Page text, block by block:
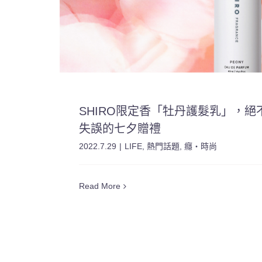
SHIRO限定香「牡丹護髮乳」，絕
失誤的七夕贈禮
2022.7.29 | LIFE, 熱門話題, 癮・時尚
Read More